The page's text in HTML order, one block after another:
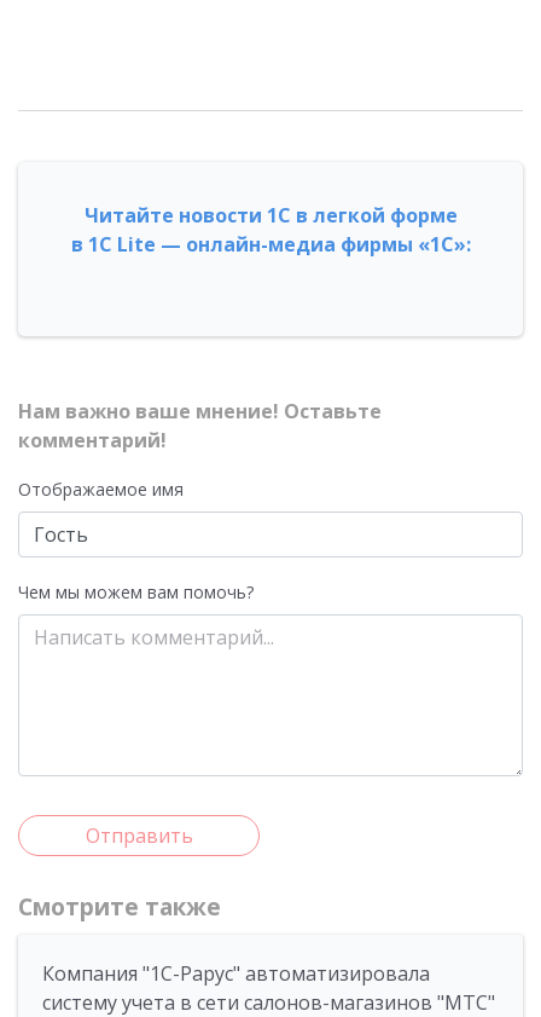
Читайте новости 1С в легкой форме
в 1С Lite — онлайн-медиа фирмы «1С»:
Нам важно ваше мнение! Оставьте
комментарий!
Отображаемое имя
Чем мы можем вам помочь?
Отправить
Смотрите также
Компания "1С-Рарус" автоматизировала
систему учета в сети салонов-магазинов "МТС"